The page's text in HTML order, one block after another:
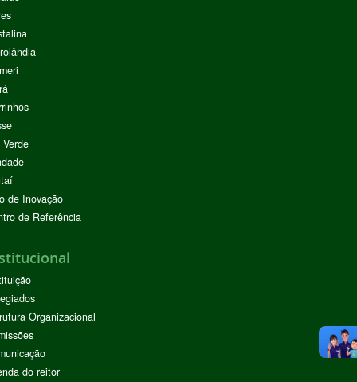
de Inovação
de Referência
Organizacional
do reitor